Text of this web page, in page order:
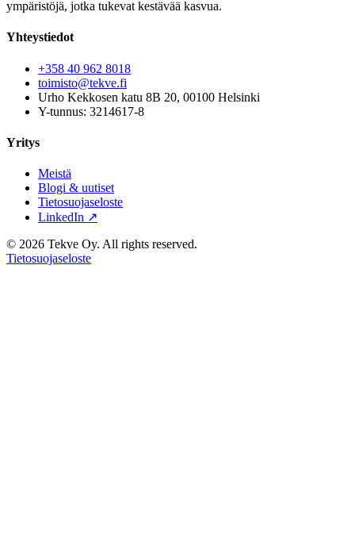
ympäristöjä, jotka tukevat kestävää kasvua.
Yhteystiedot
+358 40 962 8018
toimisto@tekve.fi
Urho Kekkosen katu 8B 20, 00100 Helsinki
Y-tunnus: 3214617-8
Yritys
Meistä
Blogi & uutiset
Tietosuojaseloste
LinkedIn ↗
© 2026 Tekve Oy. All rights reserved.
Tietosuojaseloste